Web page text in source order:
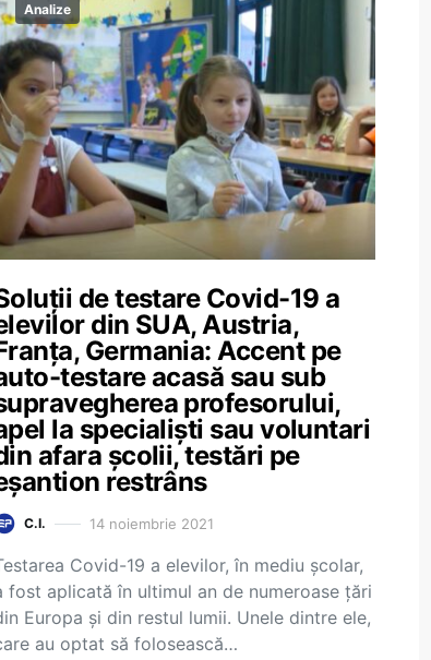
Analize
de testare Covid-19 a
din SUA, Austria,
Germania: Accent pe
testare acasă sau sub
profesorului,
la specialiști sau voluntari
afara școlii, testări pe
restrâns
C.I. 14 noiembrie 2021
Covid-19 a elevilor, în mediu școlar,
fost aplicată în ultimul an de numeroase țări
Europa și din restul lumii. Unele dintre ele,
au optat să folosească…